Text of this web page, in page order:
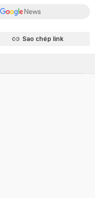
Sao chép link